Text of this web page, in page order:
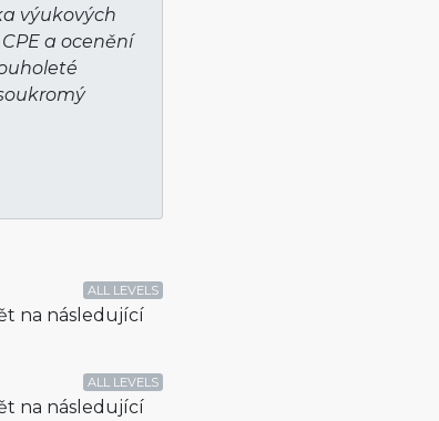
výukových
a ocenění
ALL LEVELS
na následující
ALL LEVELS
na následující